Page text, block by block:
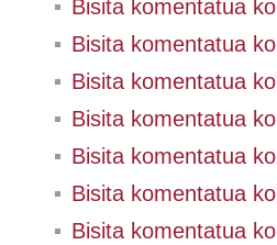
Bisita komentatua
Bisita komentatua
Bisita komentatua
Bisita komentatua
Bisita komentatua
Bisita komentatua
Bisita komentatua